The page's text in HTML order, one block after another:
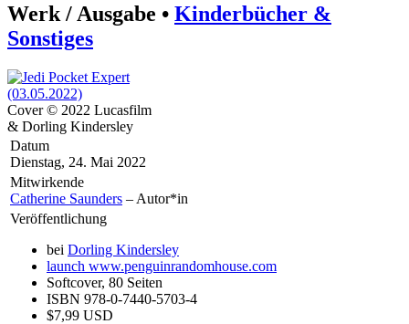
Werk / Ausgabe • Kinderbücher &
Sonstiges
Cover © 2022 Lucasfilm
& Dorling Kindersley
Datum
Dienstag, 24. Mai 2022
Mitwirkende
Catherine Saunders – Autor*in
Veröffentlichung
bei Dorling Kindersley
launch www.penguinrandomhouse.com
Softcover, 80 Seiten
ISBN 978-0-7440-5703-4
$7,99 USD